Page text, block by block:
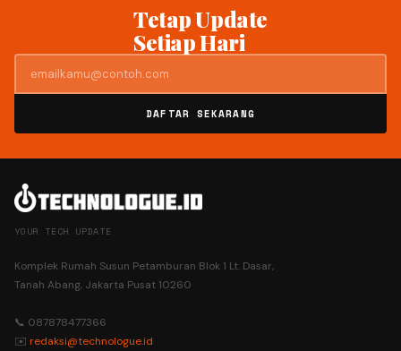
Tetap Update
Setiap Hari
DAFTAR SEKARANG
YOUR TECH UPDATE
Komplek Rumah Susun Petamburan Blok 1 Lt. Dasar,
Tanah Abang, Jakarta Pusat 10260
📞 087878477366
✉️ redaksi@technologue.id